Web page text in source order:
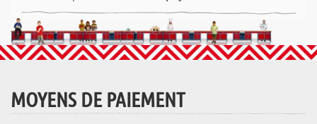
MOYENS DE PAIEMENT